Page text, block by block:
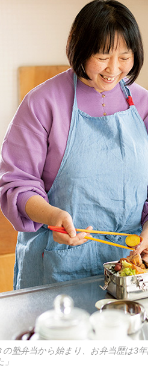
の塾弁当から始まり、お弁当歴は3